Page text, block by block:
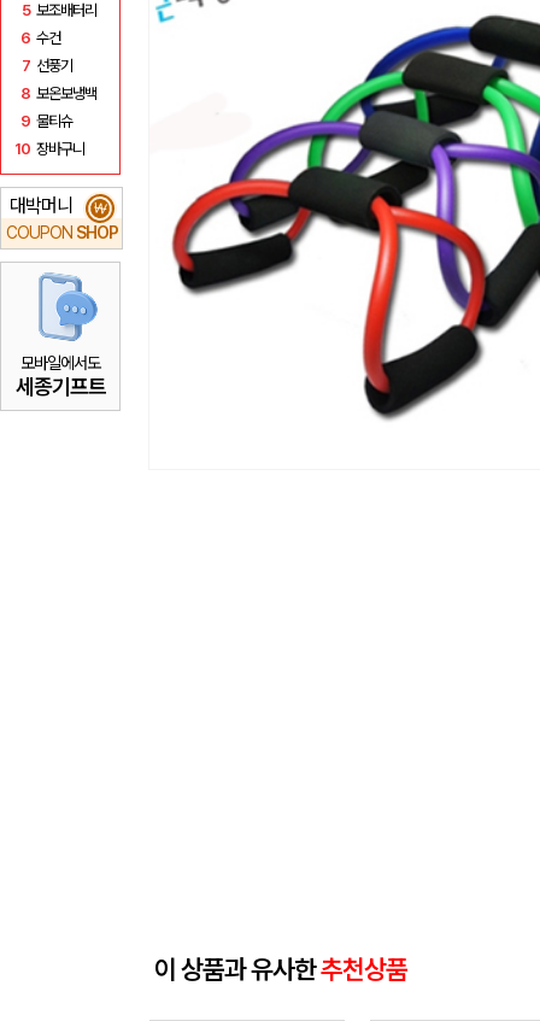
5 보조배터리
6 수건
7 선풍기
8 보온보냉백
9 물티슈
10 장바구니
대박머니
COUPON SHOP
₩
모바일에서도
세종기프트
이 상품과 유사한추천상품